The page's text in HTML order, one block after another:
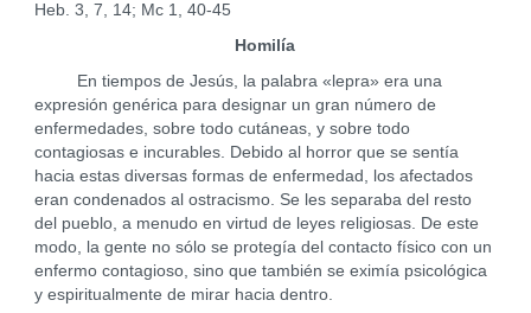
Heb. 3, 7, 14; Mc 1, 40-45
Homilía
En tiempos de Jesús, la palabra «lepra» era una
expresión genérica para designar un gran número de
enfermedades, sobre todo cutáneas, y sobre todo
contagiosas e incurables. Debido al horror que se sentía
hacia estas diversas formas de enfermedad, los afectados
eran condenados al ostracismo. Se les separaba del resto
del pueblo, a menudo en virtud de leyes religiosas. De este
modo, la gente no sólo se protegía del contacto físico con un
enfermo contagioso, sino que también se eximía psicológica
y espiritualmente de mirar hacia dentro.